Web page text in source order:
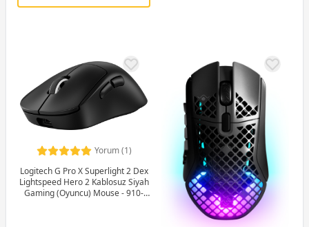
Yorum (1)
Logitech G Pro X Superlight 2 Dex
Lightspeed Hero 2 Kablosuz Siyah
Gaming (Oyuncu) Mouse - 910-